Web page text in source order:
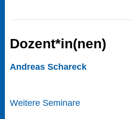
Dozent*in(nen)
Andreas Schareck
Weitere Seminare